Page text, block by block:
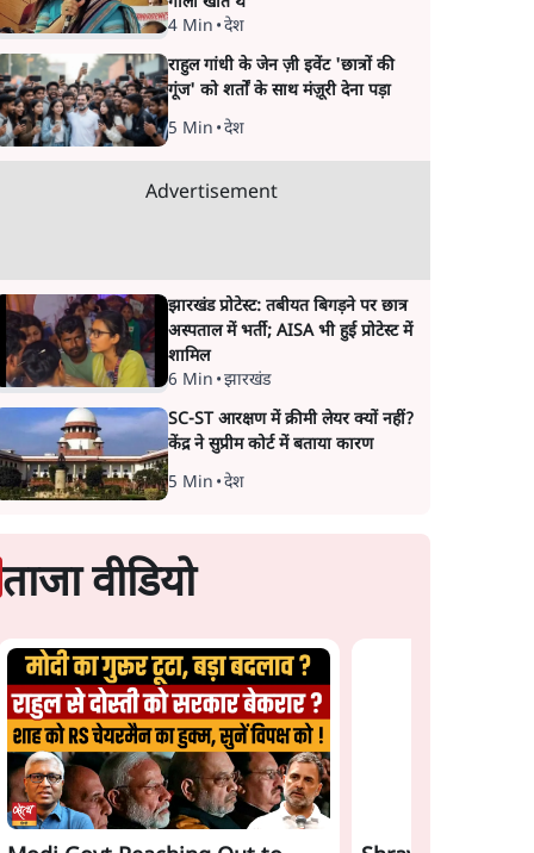
Satya Hindi News
Bulletin। 7 अगस्त ,रात 8
बजे तक की ख़बरें
4 Min •देश
राहुल गांधी के जेन ज़ी इवेंट 'छात्रों की
गूंज' को शर्तों के साथ मंज़ूरी देना पड़ा
5 Min •देश
Advertisement
झारखंड प्रोटेस्ट: तबीयत बिगड़ने पर छात्र
अस्पताल में भर्ती; AISA भी हुई प्रोटेस्ट में
शामिल
6 Min •झारखंड
SC-ST आरक्षण में क्रीमी लेयर क्यों नहीं?
केंद्र ने सुप्रीम कोर्ट में बताया कारण
5 Min •देश
ताजा वीडियो